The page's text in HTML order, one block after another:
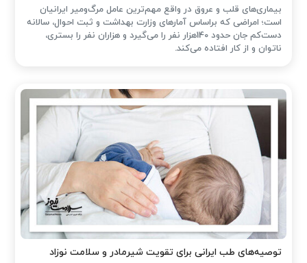
بیماری‌های قلب و عروق در واقع مهم‌ترین عامل مرگ‌ومیر ایرانیان
است؛ امراضی که براساس آمارهای وزارت بهداشت و ثبت احوال، سالانه
دست‌کم جان حدود 140هزار نفر را می‌گیرد و هزاران نفر را بستری،
ناتوان و از کار افتاده می‌کند.
توصیه‌های طب ایرانی برای تقویت شیرمادر و سلامت نوزاد